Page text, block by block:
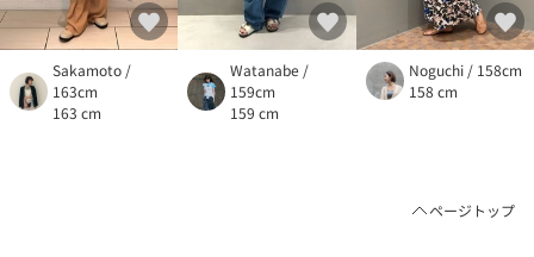
Sakamoto /
163cm
163 cm
Watanabe /
159cm
159 cm
Noguchi / 158cm
158 cm
ページトップ